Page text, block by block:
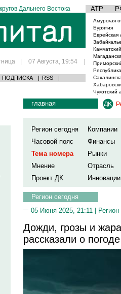
Дальнего Востока АТР
| 07 Августа, 19:54 |
ПОДПИСКА | RSS |
Амурская
Бурятия
Еврейская
Чукотский
главная
Регион сегодня
Компании
Часовой пояс
Финансы
Тема номера
Рынки
Мнение
Отрасль
Проект ДК
Инновации
Регион сегодня
05 Июня 2025, 21:11 | Регион
Дожди, грозы и
рассказали о